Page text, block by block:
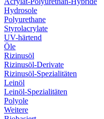
Hydrosole
Polyurethane
Styrolacrylate
UV-härtend
Öle
Rizinusöl
Rizinusöl-Derivate
Rizinusöl-Spezialitäten
Leinöl
Leinöl-Spezialitäten
Polyole
Weitere